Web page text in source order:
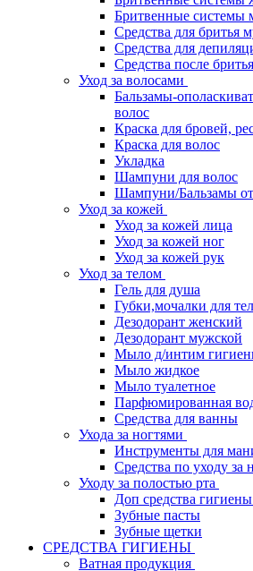
Бритвенные системы
Средства для бритья
Средства для
Средства после бритья
Уход за волосами
Бальзамы-
волос
Краска для бровей,
Краска для волос
Укладка
Шампуни для волос
Шампуни/Бальзамы
Уход за кожей
Уход за кожей лица
Уход за кожей ног
Уход за кожей рук
Уход за телом
Гель для душа
Губки,мочалки для
Дезодорант женский
Дезодорант мужской
Мыло д/интим
Мыло жидкое
Мыло туалетное
Парфюмированная
Средства для ванны
Ухода за ногтями
Инструменты для
Средства по уходу за
Уходу за полостью рта
Доп средства
Зубные пасты
Зубные щетки
СРЕДСТВА ГИГИЕНЫ
Ватная продукция